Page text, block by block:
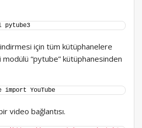
için tüm kütüphanelere
“pytube” kütüphanesinden
import YouTube
video bağlantısı.